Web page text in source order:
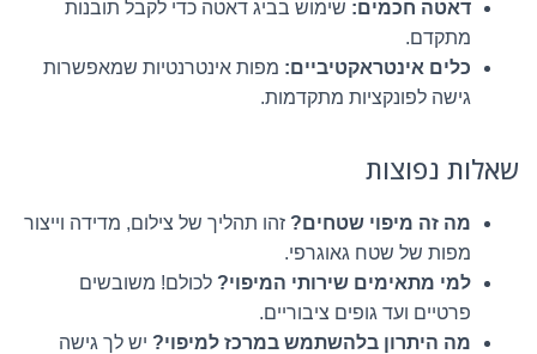
דאטה חכמים: שימוש בביג דאטה כדי לקבל תובנות
מתקדם.
כלים אינטראקטיביים: מפות אינטרנטיות שמאפשרות
גישה לפונקציות מתקדמות.
שאלות נפוצות
מה זה מיפוי שטחים? זהו תהליך של צילום, מדידה וייצור
מפות של שטח גאוגרפי.
למי מתאימים שירותי המיפוי? לכולם! משובשים
פרטיים ועד גופים ציבוריים.
מה היתרון בלהשתמש במרכז למיפוי? יש לך גישה